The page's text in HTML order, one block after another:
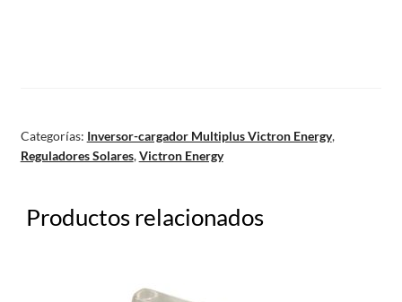
Categorías: Inversor-cargador Multiplus Victron Energy,
Reguladores Solares,Victron Energy
Productos relacionados